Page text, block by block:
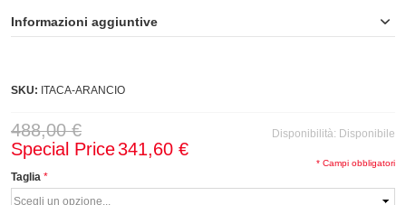
Informazioni aggiuntive
SKU: ITACA-ARANCIO
Disponibilità: Disponibile
488,00 €
Special Price341,60 €
Taglia
* Campi obbligatori